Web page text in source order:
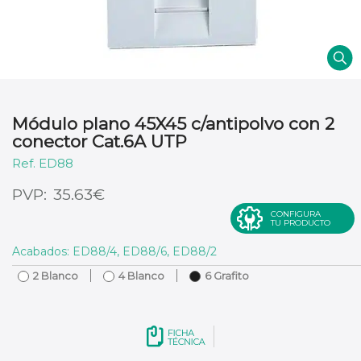
Módulo plano 45X45 c/antipolvo con 2
conector Cat.6A UTP
35.63€
ED88
CONFIGURA
TU PRODUCTO
Acabados: ED88/4, ED88/6, ED88/2
2 Blanco 4 Blanco 6 Grafito